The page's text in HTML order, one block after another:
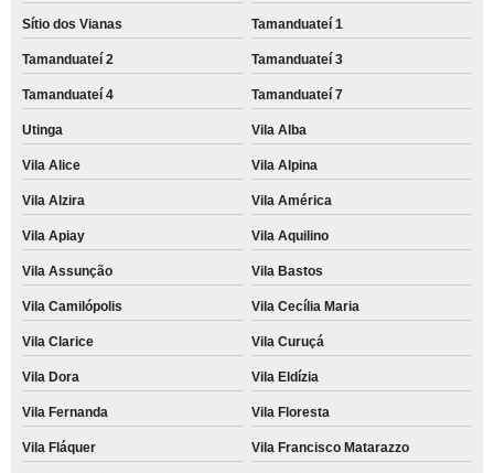
Sítio dos Vianas Tamanduateí 1
Tamanduateí 2 Tamanduateí 3
Tamanduateí 4 Tamanduateí 7
Utinga Vila Alba
Vila Alice Vila Alpina
Vila Alzira Vila América
Vila Apiay Vila Aquilino
Vila Assunção Vila Bastos
Vila Camilópolis Vila Cecília Maria
Vila Clarice Vila Curuçá
Vila Dora Vila Eldízia
Vila Fernanda Vila Floresta
Vila Fláquer Vila Francisco Matarazzo